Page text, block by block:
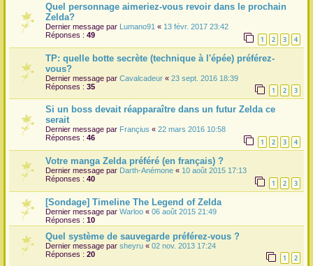
Quel personnage aimeriez-vous revoir dans le prochain
Zelda?
Dernier message par Lumano91 « 13 févr. 2017 23:42
Réponses : 49 1 2 3 4
TP: quelle botte secrète (technique à l'épée) préférez-
vous?
Dernier message par Cavalcadeur « 23 sept. 2016 18:39
Réponses : 35 1 2 3
Si un boss devait réapparaître dans un futur Zelda ce
serait
Dernier message par Françius « 22 mars 2016 10:58
Réponses : 46 1 2 3 4
Votre manga Zelda préféré (en français) ?
Dernier message par Darth-Anémone « 10 août 2015 17:13
Réponses : 40 1 2 3
[Sondage] Timeline The Legend of Zelda
Dernier message par Warloo « 06 août 2015 21:49
Réponses : 10
Quel système de sauvegarde préférez-vous ?
Dernier message par sheyru « 02 nov. 2013 17:24
Réponses : 20 1 2